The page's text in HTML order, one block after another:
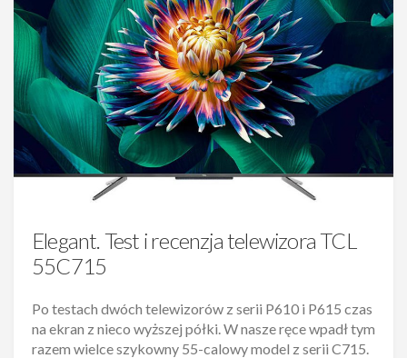
Elegant. Test i recenzja telewizora TCL
55C715
Po testach dwóch telewizorów z serii P610 i P615 czas
na ekran z nieco wyższej półki. W nasze ręce wpadł tym
razem wielce szykowny 55-calowy model z serii C715.